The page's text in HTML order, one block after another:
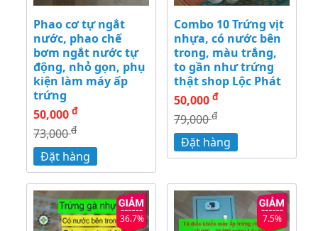
Phao cơ tự ngắt
nước, phao chế
bơm ngắt nước tự
động, nhỏ gọn, phụ
kiện làm máy ấp
trứng
50,000 đ
73,000đ
Đặt hàng
Combo 10 Trứng vịt
nhựa, có nước bên
trong, màu trắng,
to gần như trứng
thật shop Lộc Phát
50,000 đ
79,000đ
Đặt hàng
36.7% 7.5%